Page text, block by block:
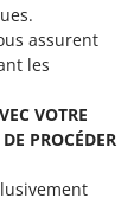
assurent
les
VOTRE
PROCÉDER